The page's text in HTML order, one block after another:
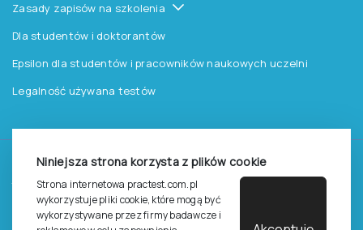
Niniejsza strona korzysta z plików cookie
Strona internetowa practest.com.pl
wykorzystuje pliki cookie, które mogą być
wykorzystywane przez firmy badawcze i
Zasady zapisów na szkolenia
Dla studentów i doktorantów
Epsilon dla studentów i pracowników naukowych uczelni
Legalność używana testów
Pracownia Testów Psychologicznych Polskiego
Towarzystwa Psychologicznego sp. z o.o.
Wszelkie prawa zastrzeżone.